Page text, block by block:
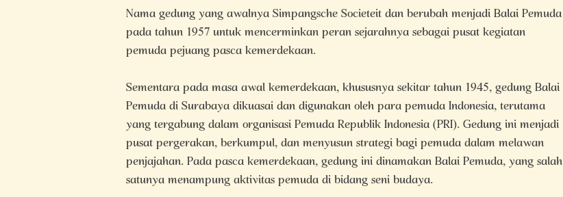
Nama gedung yang awalnya Simpangsche Societeit dan berubah menjadi Balai Pemuda
pada tahun 1957 untuk mencerminkan peran sejarahnya sebagai pusat kegiatan
pemuda pejuang pasca kemerdekaan.
Sementara pada masa awal kemerdekaan, khususnya sekitar tahun 1945, gedung Balai
Pemuda di Surabaya dikuasai dan digunakan oleh para pemuda Indonesia, terutama
yang tergabung dalam organisasi Pemuda Republik Indonesia (PRI). Gedung ini menjadi
pusat pergerakan, berkumpul, dan menyusun strategi bagi pemuda dalam melawan
penjajahan. Pada pasca kemerdekaan, gedung ini dinamakan Balai Pemuda, yang salah
satunya menampung aktivitas pemuda di bidang seni budaya.